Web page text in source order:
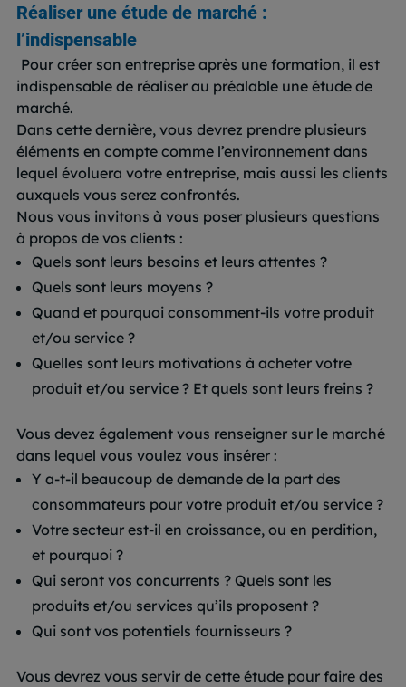
Réaliser une étude de marché :
l’indispensable
Pour créer son entreprise après une formation, il est
indispensable de réaliser au préalable une étude de
marché.
Dans cette dernière, vous devrez prendre plusieurs
éléments en compte comme l’environnement dans
lequel évoluera votre entreprise, mais aussi les clients
auxquels vous serez confrontés.
Nous vous invitons à vous poser plusieurs questions
à propos de vos clients :
Quels sont leurs besoins et leurs attentes ?
Quels sont leurs moyens ?
Quand et pourquoi consomment-ils votre produit
et/ou service ?
Quelles sont leurs motivations à acheter votre
produit et/ou service ? Et quels sont leurs freins ?
Vous devez également vous renseigner sur le marché
dans lequel vous voulez vous insérer :
Y a-t-il beaucoup de demande de la part des
consommateurs pour votre produit et/ou service ?
Votre secteur est-il en croissance, ou en perdition,
et pourquoi ?
Qui seront vos concurrents ? Quels sont les
produits et/ou services qu’ils proposent ?
Qui sont vos potentiels fournisseurs ?
Vous devrez vous servir de cette étude pour faire des